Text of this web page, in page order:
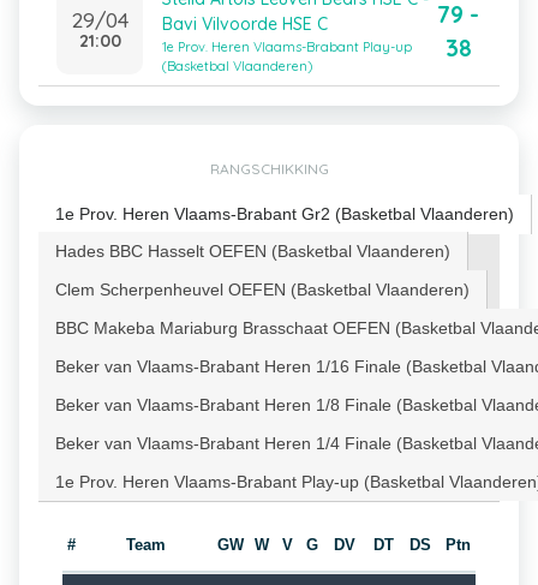
29/04
21:00
Bavi Vilvoorde HSE C
1e Prov. Heren Vlaams-Brabant Play-up
(Basketbal Vlaanderen)
79 -
38
RANGSCHIKKING
1e Prov. Heren Vlaams-Brabant Gr2 (Basketbal Vlaanderen)
Hades BBC Hasselt OEFEN (Basketbal Vlaanderen)
Clem Scherpenheuvel OEFEN (Basketbal Vlaanderen)
BBC Makeba Mariaburg Brasschaat OEFEN (Basketbal
Beker van Vlaams-Brabant Heren 1/16 Finale (Basketbal
Beker van Vlaams-Brabant Heren 1/8 Finale (Basketbal
Beker van Vlaams-Brabant Heren 1/4 Finale (Basketbal
1e Prov. Heren Vlaams-Brabant Play-up (Basketbal
# Team GW W V G DV DT DS Ptn